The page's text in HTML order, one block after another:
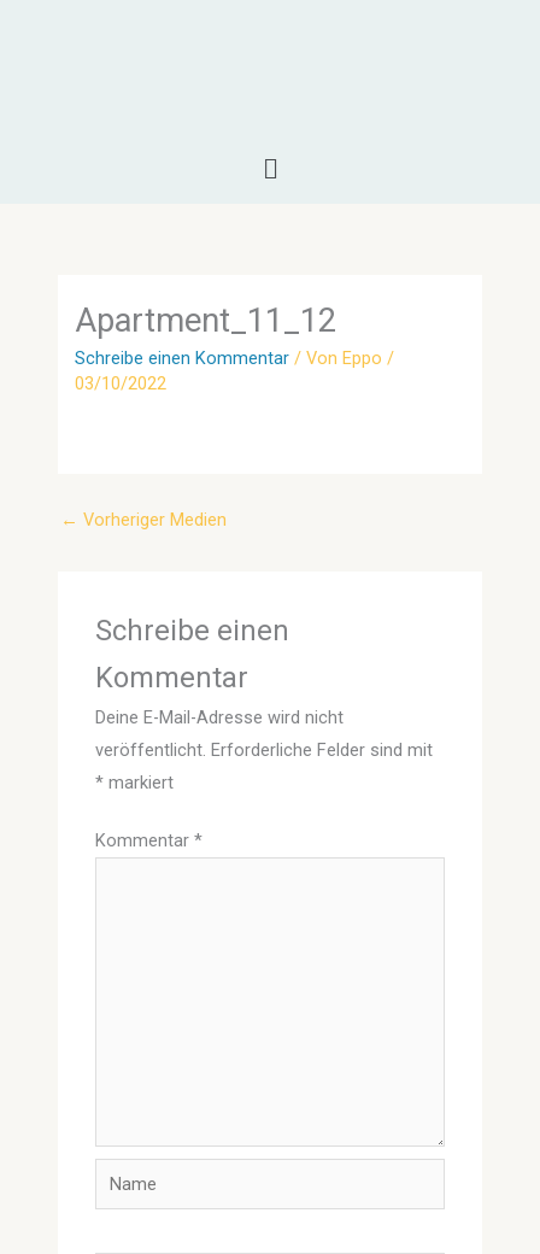
Menü
Apartment_11_12
Schreibe einen Kommentar / VonEppo/
03/10/2022
← Vorheriger Medien
Schreibe einen
Kommentar
Deine E-Mail-Adresse wird nicht
veröffentlicht. Erforderliche Felder sind mit
* markiert
Kommentar*
Name